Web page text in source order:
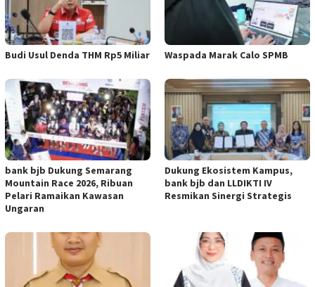
Budi Usul Denda THM Rp5 Miliar Waspada Marak Calo SPMB
bank bjb Dukung Semarang
Mountain Race 2026, Ribuan
Pelari Ramaikan Kawasan
Ungaran
Dukung Ekosistem Kampus,
bank bjb dan LLDIKTI IV
Resmikan Sinergi Strategis